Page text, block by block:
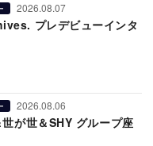
2026.08.07
プレデビューインタ
2026.08.06
世が世＆SHY グループ座